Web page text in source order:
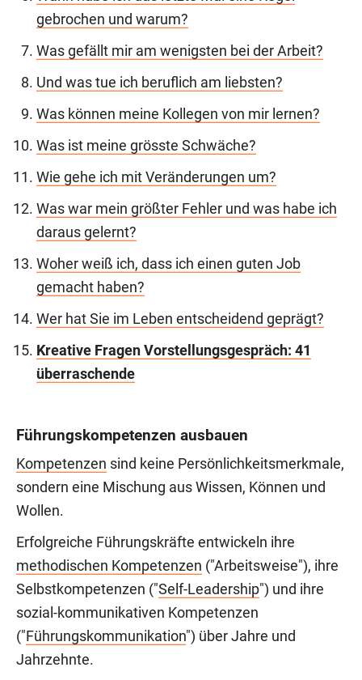
gebrochen und warum?
Was gefällt mir am wenigsten bei der Arbeit?
Und was tue ich beruflich am liebsten?
Was können meine Kollegen von mir lernen?
Was ist meine grösste Schwäche?
Wie gehe ich mit Veränderungen um?
Was war mein größter Fehler und was habe ich
daraus gelernt?
Woher weiß ich, dass ich einen guten Job
gemacht haben?
Wer hat Sie im Leben entscheidend geprägt?
Kreative Fragen Vorstellungsgespräch: 41
überraschende
Führungskompetenzen ausbauen
Kompetenzen sind keine Persönlichkeitsmerkmale,
sondern eine Mischung aus Wissen, Können und
Wollen.
Erfolgreiche Führungskräfte entwickeln ihre
methodischen Kompetenzen ("Arbeitsweise"), ihre
Selbstkompetenzen ("Self-Leadership") und ihre
sozial-kommunikativen Kompetenzen
(" Führungskommunikation") über Jahre und
Jahrzehnte.